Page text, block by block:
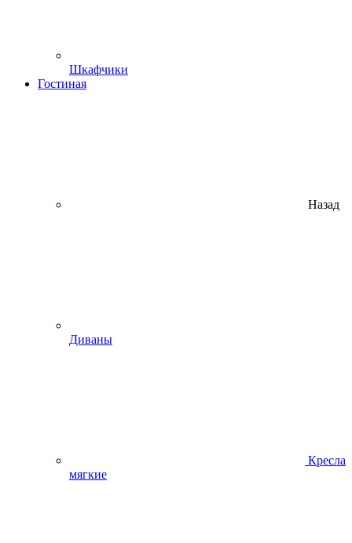
Шкафчики
Гостиная
Назад
Диваны
Кресла
мягкие